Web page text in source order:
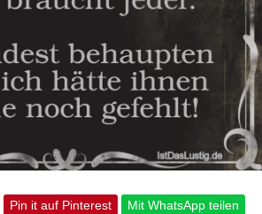
Pin it auf Pinterest Mit WhatsApp teilen